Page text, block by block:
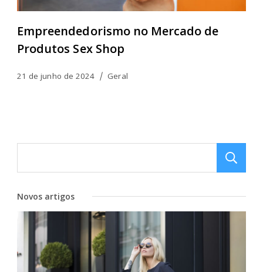
Empreendedorismo no Mercado de
Produtos Sex Shop
21 de junho de 2024 Geral
Novos artigos